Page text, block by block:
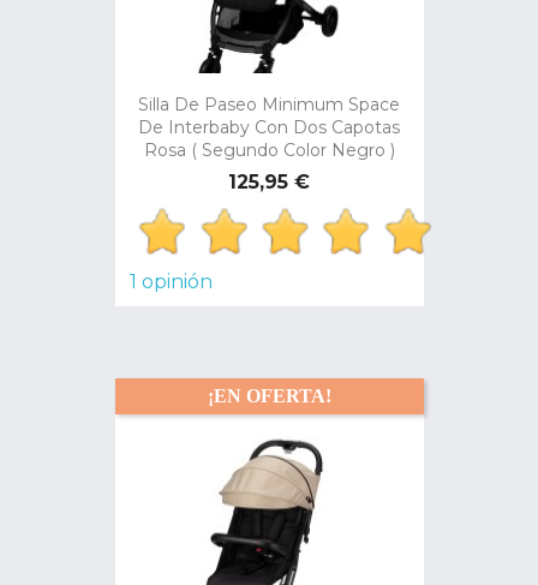
Silla De Paseo Minimum Space
De Interbaby Con Dos Capotas
Rosa ( Segundo Color Negro )
Precio
125,95 €
1 opinión
¡EN OFERTA!